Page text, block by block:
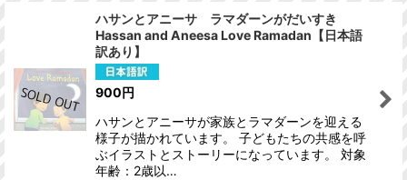
ハサンとアニーサ ラマダーンがだいすき
Hassan and Aneesa Love Ramadan【日本語
訳あり】
900円
ハサンとアニーサが家族とラマダーンを迎える
様子が描かれています。 子どもたちの共感を呼
ぶイラストとストーリーになっています。 対象
年齢：2歳以…